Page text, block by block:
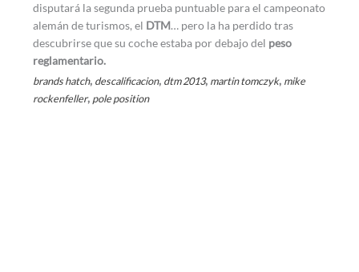
disputará la segunda prueba puntuable para el campeonato
alemán de turismos, el DTM… pero la ha perdido tras
descubrirse que su coche estaba por debajo del peso
reglamentario.
brands hatch, descalificacion, dtm 2013, martin tomczyk, mike
rockenfeller, pole position